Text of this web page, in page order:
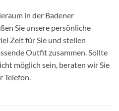
in der Badener
Sie unsere persönliche
Zeit für Sie und stellen
Outfit zusammen. Sollte
möglich sein, beraten wir Sie
Telefon.